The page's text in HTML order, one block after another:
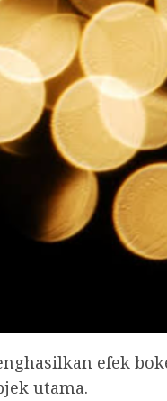
efek
utama.